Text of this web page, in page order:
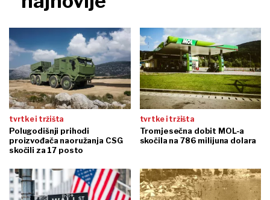
tvrtke i tržišta
Polugodišnji prihodi
proizvođača naoružanja CSG
skočili za 17 posto
tvrtke i tržišta
Tromjesečna dobit MOL-a
skočila na 786 milijuna dolara